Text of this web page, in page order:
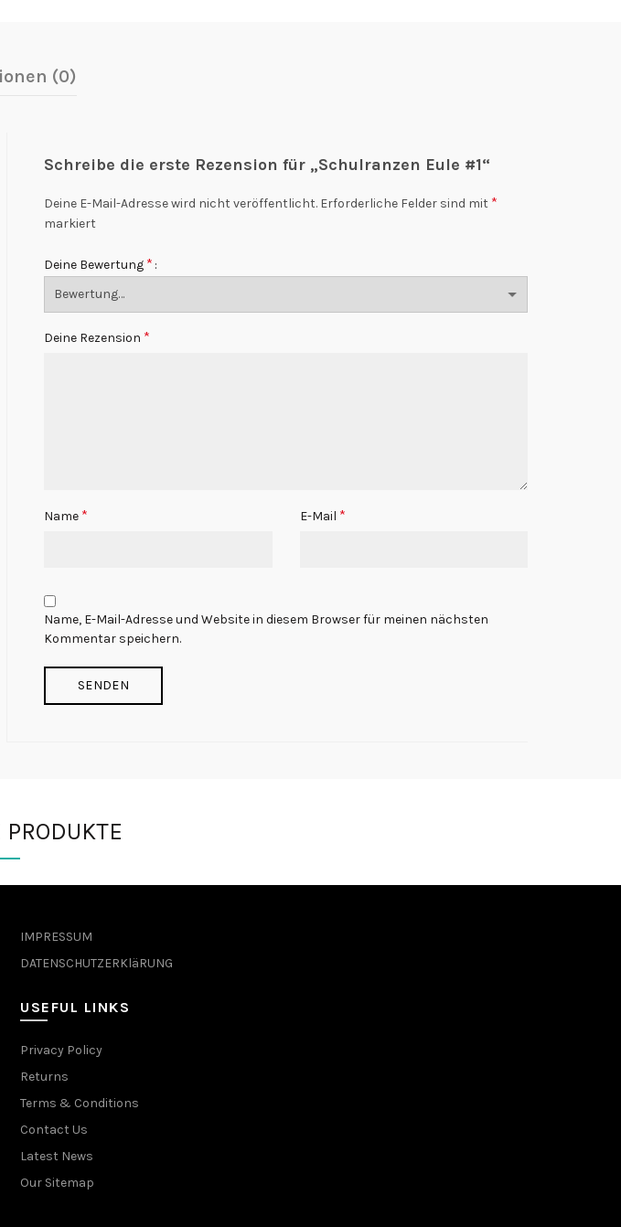
(0)
Schreibe die erste Rezension für „Schulranzen Eule #1“
Deine E-Mail-Adresse wird nicht veröffentlicht. Erforderliche Felder sind mit *
markiert
Deine Bewertung *
Deine Rezension *
Name * E-Mail *
Name, E-Mail-Adresse und Website in diesem Browser für meinen nächsten
Kommentar speichern.
IMPRESSUM
DATENSCHUTZERKläRUNG
USEFUL LINKS
Privacy Policy
Returns
Terms & Conditions
Contact Us
Latest News
Our Sitemap